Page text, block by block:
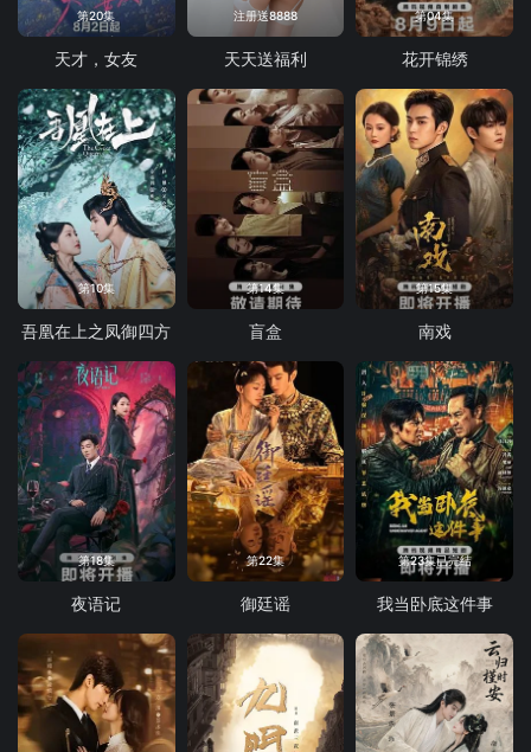
第20集
天才，女友
注册送8888
天天送福利
第04集
花开锦绣
第10集
吾凰在上之凤御四方
第14集
盲盒
第15集
南戏
第18集
夜语记
第22集
御廷谣
第23集已完结
我当卧底这件事